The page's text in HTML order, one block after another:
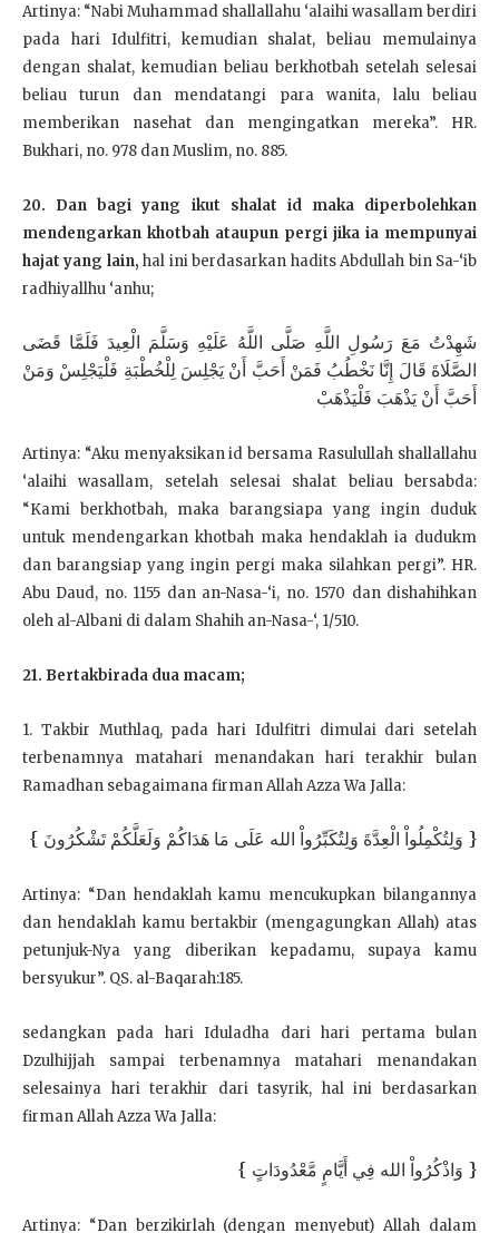
Artinya: “Nabi Muhammad shallallahu ‘alaihi wasallam berdiri
pada hari Idulfitri, kemudian shalat, beliau memulainya
dengan shalat, kemudian beliau berkhotbah setelah selesai
beliau turun dan mendatangi para wanita, lalu beliau
memberikan nasehat dan mengingatkan mereka”. HR.
Bukhari, no. 978 dan Muslim, no. 885.
20. Dan bagi yang ikut shalat id maka diperbolehkan
mendengarkan khotbah ataupun pergi jika ia mempunyai
hajat yang lain, hal ini berdasarkan hadits Abdullah bin Sa-‘ib
radhiyallhu ‘anhu;
شَهِدْتُ مَعَ رَسُولِ اللَّهِ صَلَّى اللَّهُ عَلَيْهِ وَسَلَّمَ الْعِيدَ فَلَمَّا قَضَى
الصَّلَاةَ قَالَ إِنَّا نَخْطُبُ فَمَنْ أَحَبَّ أَنْ يَجْلِسَ لِلْخُطْبَةِ فَلْيَجْلِسْ وَمَنْ
أَحَبَّ أَنْ يَذْهَبَ فَلْيَذْهَبْ
Artinya: “Aku menyaksikan id bersama Rasulullah shallallahu
‘alaihi wasallam, setelah selesai shalat beliau bersabda:
“Kami berkhotbah, maka barangsiapa yang ingin duduk
untuk mendengarkan khotbah maka hendaklah ia dudukm
dan barangsiap yang ingin pergi maka silahkan pergi”. HR.
Abu Daud, no. 1155 dan an-Nasa-‘i, no. 1570 dan dishahihkan
oleh al-Albani di dalam Shahih an-Nasa-‘, 1/510.
21. Bertakbirada dua macam;
1. Takbir Muthlaq, pada hari Idulfitri dimulai dari setelah
terbenamnya matahari menandakan hari terakhir bulan
Ramadhan sebagaimana firman Allah Azza Wa Jalla:
{ وَلِتُكْمِلُواْ الْعِدَّةَ وَلِتُكَبِّرُواْ الله عَلَى مَا هَدَاكُمْ وَلَعَلَّكُمْ تَشْكُرُونَ }
Artinya: “Dan hendaklah kamu mencukupkan bilangannya
dan hendaklah kamu bertakbir (mengagungkan Allah) atas
petunjuk-Nya yang diberikan kepadamu, supaya kamu
bersyukur”. QS. al-Baqarah:185.
sedangkan pada hari Iduladha dari hari pertama bulan
Dzulhijjah sampai terbenamnya matahari menandakan
selesainya hari terakhir dari tasyrik, hal ini berdasarkan
firman Allah Azza Wa Jalla:
{ وَاذْكُرُواْ الله فِي أَيَّامٍ مَّعْدُودَاتٍ }
Artinya: “Dan berzikirlah (dengan menyebut) Allah dalam